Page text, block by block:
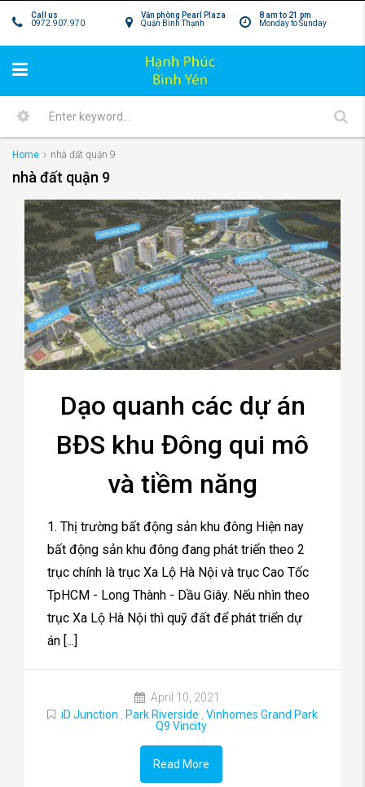
8 am to 21 pm
Monday to Sunday
Văn phòng Pearl Plaza
Quận Bình Thạnh
Call us
0972.907.970
Home nhà đất quận 9
nhà đất quận 9
Dạo quanh các dự án
BĐS khu Đông qui mô
và tiềm năng
1. Thị trường bất động sản khu đông Hiện nay
bất động sản khu đông đang phát triển theo 2
trục chính là trục Xa Lộ Hà Nội và trục Cao Tốc
TpHCM - Long Thành - Dầu Giây. Nếu nhìn theo
trục Xa Lộ Hà Nội thì quỹ đất để phát triển dự
án [...]
April 10, 2021
iD Junction
Park Riverside
Vinhomes Grand Park
Q9 Vincity
Read More